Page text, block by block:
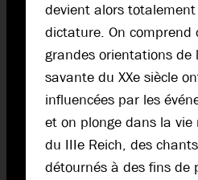
devient alors
dictature. On comprend
grandes orientations de
savante du XXe siècle
influencées par les
et on plonge dans la
du IIIe Reich, des
détournés à des fins de